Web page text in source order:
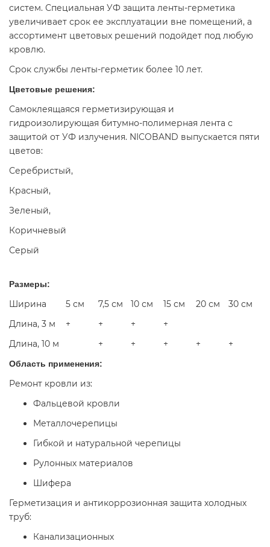
систем. Специальная УФ защита ленты-герметика
увеличивает срок ее эксплуатации вне помещений, а
ассортимент цветовых решений подойдет под любую
кровлю.
Срок службы ленты-герметик более 10 лет.
Цветовые решения:
Самоклеящаяся герметизирующая и
гидроизолирующая битумно-полимерная лента с
защитой от УФ излучения. NICOBAND выпускается пяти
цветов:
Серебристый,
Красный,
Зеленый,
Коричневый
Серый
Размеры:
Ширина 5 см 7,5 см 10 см 15 см 20 см
30 см
Длина, 3 м
+ + +
+
Длина, 10 м
+ + + + +
Область применения:
Ремонт кровли из:
Фальцевой кровли
Металлочерепицы
Гибкой и натуральной черепицы
Рулонных материалов
Шифера
Герметизация и антикоррозионная защита холодных
труб:
Канализационных